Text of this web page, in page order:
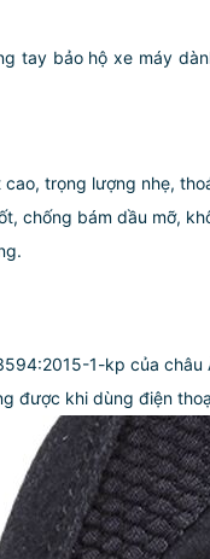
tay bảo hộ xe máy
trọng lượng nhẹ,
chống bám dầu mỡ,
1-kp của châu
được khi dùng điện